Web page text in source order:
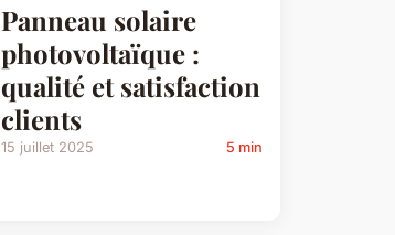
Panneau solaire
photovoltaïque :
qualité et satisfaction
clients
15 juillet 2025 5 min